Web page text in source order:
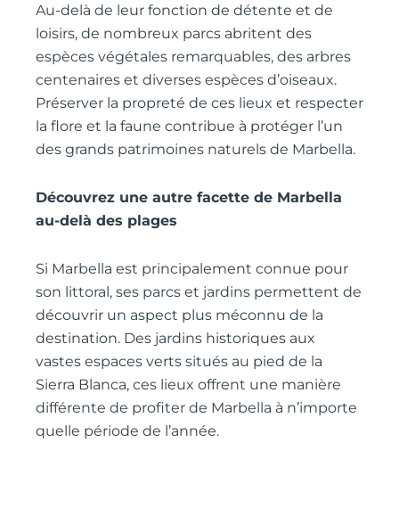
Au-delà de leur fonction de détente et de
loisirs, de nombreux parcs abritent des
espèces végétales remarquables, des arbres
centenaires et diverses espèces d’oiseaux.
Préserver la propreté de ces lieux et respecter
la flore et la faune contribue à protéger l’un
des grands patrimoines naturels de Marbella.
Découvrez une autre facette de Marbella
au-delà des plages
Si Marbella est principalement connue pour
son littoral, ses parcs et jardins permettent de
découvrir un aspect plus méconnu de la
destination. Des jardins historiques aux
vastes espaces verts situés au pied de la
Sierra Blanca, ces lieux offrent une manière
différente de profiter de Marbella à n’importe
quelle période de l’année.